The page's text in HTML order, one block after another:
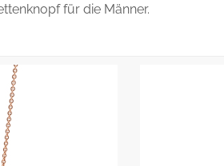
für die Männer.